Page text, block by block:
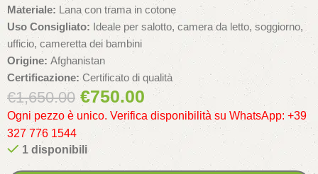
Materiale: Lana con trama in cotone
Uso Consigliato: Ideale per salotto, camera da letto, soggiorno,
ufficio, cameretta dei bambini
Origine: Afghanistan
Certificazione: Certificato di qualità
€1,650.00 €750.00
Ogni pezzo è unico. Verifica disponibilità su WhatsApp: +39
327 776 1544
1 disponibili